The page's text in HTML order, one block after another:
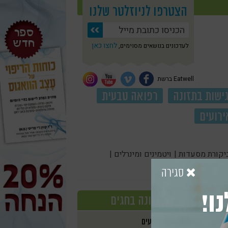
הצטרפו לניוזלטר שלנו
לעדכונים בנושאים מסוימים, לחצו כאן
Eatwell ברשת
גישות בתזונה
רפואה טבעית
מסעדות | ויטמינים ומינרלים |
תזונה בחגים
אירועים
סגירה